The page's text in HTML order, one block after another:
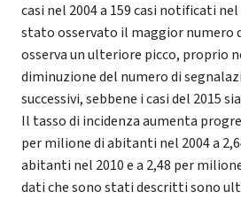
casi nel 2004 a 159 casi notificati nel
stato osservato il maggior numero
osserva un ulteriore picco, proprio
diminuzione del numero di
successivi, sebbene i casi del 2015
Il tasso di incidenza aumenta
per milione di abitanti nel 2004 a
abitanti nel 2010 e a 2,48 per
dati che sono stati descritti sono